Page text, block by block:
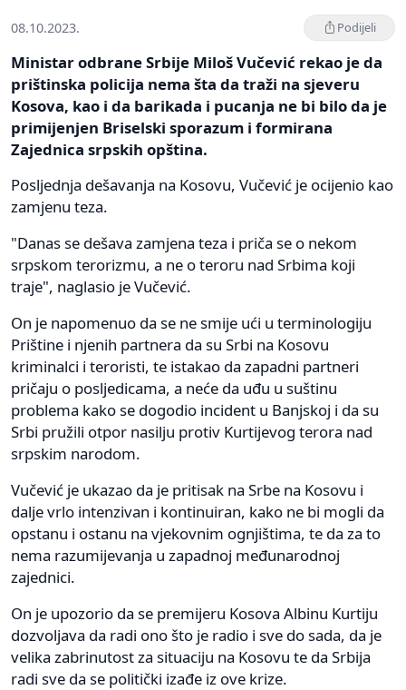
08.10.2023. Podijeli
Ministar odbrane Srbije Miloš Vučević rekao je da
prištinska policija nema šta da traži na sjeveru
Kosova, kao i da barikada i pucanja ne bi bilo da je
primijenjen Briselski sporazum i formirana
Zajednica srpskih opština.
Posljednja dešavanja na Kosovu, Vučević je ocijenio kao
zamjenu teza.
"Danas se dešava zamjena teza i priča se o nekom
srpskom terorizmu, a ne o teroru nad Srbima koji
traje", naglasio je Vučević.
On je napomenuo da se ne smije ući u terminologiju
Prištine i njenih partnera da su Srbi na Kosovu
kriminalci i teroristi, te istakao da zapadni partneri
pričaju o posljedicama, a neće da uđu u suštinu
problema kako se dogodio incident u Banjskoj i da su
Srbi pružili otpor nasilju protiv Kurtijevog terora nad
srpskim narodom.
Vučević je ukazao da je pritisak na Srbe na Kosovu i
dalje vrlo intenzivan i kontinuiran, kako ne bi mogli da
opstanu i ostanu na vjekovnim ognjištima, te da za to
nema razumijevanja u zapadnoj međunarodnoj
zajednici.
On je upozorio da se premijeru Kosova Albinu Kurtiju
dozvoljava da radi ono što je radio i sve do sada, da je
velika zabrinutost za situaciju na Kosovu te da Srbija
radi sve da se politički izađe iz ove krize.